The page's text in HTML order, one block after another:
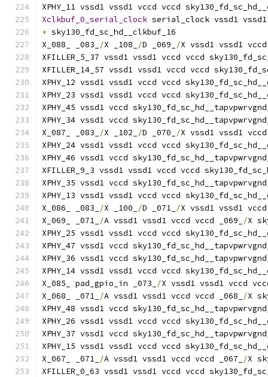
XPHY_11 vssd1 vssd1 vccd vccd
Xclkbuf_0_serial_clock serial_clock vssd1
+ sky130_fd_sc_hd__clkbuf_16
X_088_ _083_
/X _108_ /D _069_ /X vssd1 vssd1
XFILLER_5_37 vssd1 vssd1 vccd vccd
XFILLER_14_57 vssd1 vssd1 vccd vccd
XPHY_12 vssd1 vssd1 vccd vccd
XPHY_23 vssd1 vssd1 vccd vccd
XPHY_45 vssd1 vccd
XPHY_34 vssd1 vccd
X_087_ _083_
/X _102_ /D _070_ /X vssd1 vssd1
XPHY_24 vssd1 vssd1 vccd vccd
XPHY_46 vssd1 vccd
XFILLER_9_3 vssd1 vssd1 vccd vccd
XPHY_35 vssd1 vccd
XPHY_13 vssd1 vssd1 vccd vccd
X_086_ _083_
/X _100_ /D _071_ /X vssd1 vssd1
X_069_ _071_ /A vssd1 vssd1 vccd vccd _069_ /X
XPHY_25 vssd1 vssd1 vccd vccd
XPHY_47 vssd1 vccd
XPHY_36 vssd1 vccd
XPHY_14 vssd1 vssd1 vccd vccd
X_085_ pad_gpio_in _073_
/X vssd1 vssd1 vccd
X_068_ _071_ /A vssd1 vssd1 vccd vccd _068_ /X
XPHY_48 vssd1 vccd
XPHY_26 vssd1 vssd1 vccd vccd
XPHY_37 vssd1 vccd
XPHY_15 vssd1 vssd1 vccd vccd
X_067_ _071_ /A vssd1 vssd1 vccd vccd _067_ /X
XFILLER_0_63 vssd1 vssd1 vccd vccd